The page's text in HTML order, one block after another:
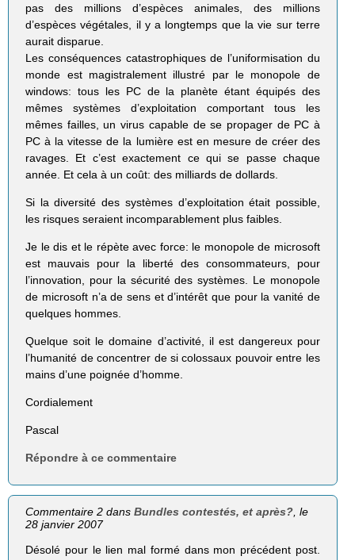
pas des millions d’espèces animales, des millions
d’espèces végétales, il y a longtemps que la vie sur terre
aurait disparue.
Les conséquences catastrophiques de l’uniformisation du
monde est magistralement illustré par le monopole de
windows: tous les PC de la planète étant équipés des
mêmes systèmes d’exploitation comportant tous les
mêmes failles, un virus capable de se propager de PC à
PC à la vitesse de la lumière est en mesure de créer des
ravages. Et c’est exactement ce qui se passe chaque
année. Et cela à un coût: des milliards de dollards.
Si la diversité des systèmes d’exploitation était possible,
les risques seraient incomparablement plus faibles.
Je le dis et le répète avec force: le monopole de microsoft
est mauvais pour la liberté des consommateurs, pour
l’innovation, pour la sécurité des systèmes. Le monopole
de microsoft n’a de sens et d’intérêt que pour la vanité de
quelques hommes.
Quelque soit le domaine d’activité, il est dangereux pour
l’humanité de concentrer de si colossaux pouvoir entre les
mains d’une poignée d’homme.
Cordialement
Pascal
Répondre à ce commentaire
Commentaire 2 dansBundles contestés, et après? , le
28 janvier 2007
Désolé pour le lien mal formé dans mon précédent post.